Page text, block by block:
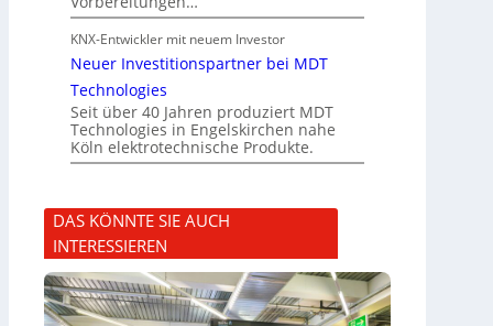
KNX-Entwickler mit neuem Investor
Neuer Investitionspartner bei MDT
Technologies
Seit über 40 Jahren produziert MDT
Technologies in Engelskirchen nahe
Köln elektrotechnische Produkte.
DAS KÖNNTE SIE AUCH
INTERESSIEREN